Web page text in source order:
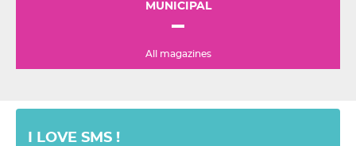
MUNICIPAL
All magazines
I LOVE SMS !